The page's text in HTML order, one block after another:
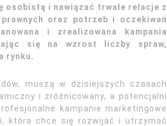
i nawiązać trwałe relacje z
oraz potrzeb i oczekiwań
i zrealizowana kampania
się na wzrost liczby spraw,
rynku.
muszą w dzisiejszych czasach
i zróżnicowany, a potencjalni
kampanie marketingowe
która chce się rozwijać i utrzymać